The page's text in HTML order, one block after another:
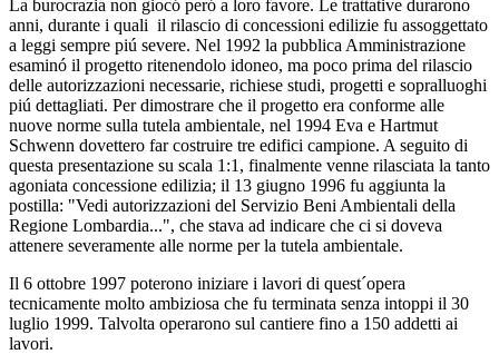
La burocrazia non giocó peró a loro favore. Le trattative durarono
anni, durante i quali il rilascio di concessioni edilizie fu assoggettato
a leggi sempre piú severe. Nel 1992 la pubblica Amministrazione
esaminó il progetto ritenendolo idoneo, ma poco prima del rilascio
delle autorizzazioni necessarie, richiese studi, progetti e sopralluoghi
piú dettagliati. Per dimostrare che il progetto era conforme alle
nuove norme sulla tutela ambientale, nel 1994 Eva e Hartmut
Schwenn dovettero far costruire tre edifici campione. A seguito di
questa presentazione su scala 1:1, finalmente venne rilasciata la tanto
agoniata concessione edilizia; il 13 giugno 1996 fu aggiunta la
postilla: "Vedi autorizzazioni del Servizio Beni Ambientali della
Regione Lombardia...", che stava ad indicare che ci si doveva
attenere severamente alle norme per la tutela ambientale.
Il 6 ottobre 1997 poterono iniziare i lavori di quest´opera
tecnicamente molto ambiziosa che fu terminata senza intoppi il 30
luglio 1999. Talvolta operarono sul cantiere fino a 150 addetti ai
lavori.